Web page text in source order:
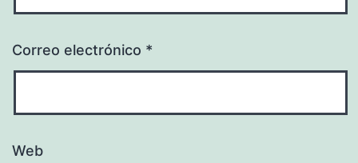
Correo electrónico *
Web